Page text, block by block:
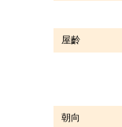
屋齡
朝向